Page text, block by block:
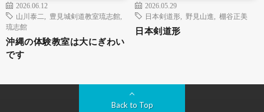
2026.06.12
山川泰二
豊見城剣道教室琉志館
琉志館
沖縄の体験教室は大にぎわい
です
2026.05.29
日本剣道形
野見山進 棚谷正美
日本剣道形
Back to Top